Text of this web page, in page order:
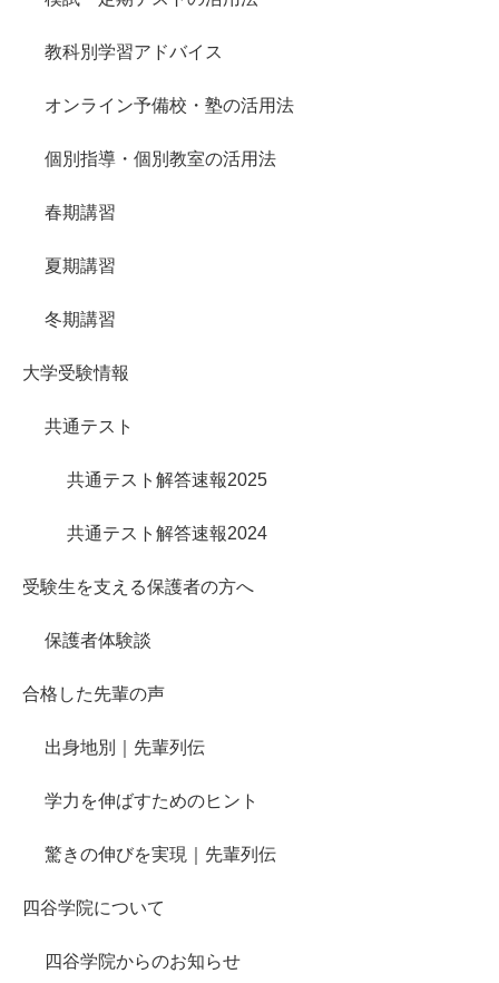
教科別学習アドバイス
オンライン予備校・塾の活用法
個別指導・個別教室の活用法
春期講習
夏期講習
冬期講習
大学受験情報
共通テスト
共通テスト解答速報2025
共通テスト解答速報2024
受験生を支える保護者の方へ
保護者体験談
合格した先輩の声
出身地別｜先輩列伝
学力を伸ばすためのヒント
驚きの伸びを実現｜先輩列伝
四谷学院について
四谷学院からのお知らせ